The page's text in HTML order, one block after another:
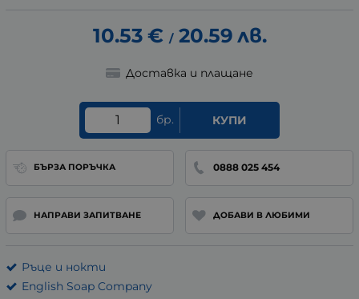
10.53 € / 20.59 лв.
Доставка и плащане
бр. КУПИ
БЪРЗА ПОРЪЧКА 0888 025 454
НАПРАВИ ЗАПИТВАНЕ ДОБАВИ В ЛЮБИМИ
Ръце и нокти
English Soap Company